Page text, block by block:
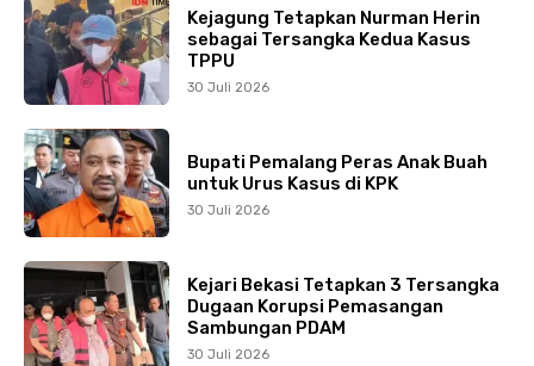
Kejagung Tetapkan Nurman Herin
sebagai Tersangka Kedua Kasus
TPPU
30 Juli 2026
Bupati Pemalang Peras Anak Buah
untuk Urus Kasus di KPK
30 Juli 2026
Kejari Bekasi Tetapkan 3 Tersangka
Dugaan Korupsi Pemasangan
Sambungan PDAM
30 Juli 2026